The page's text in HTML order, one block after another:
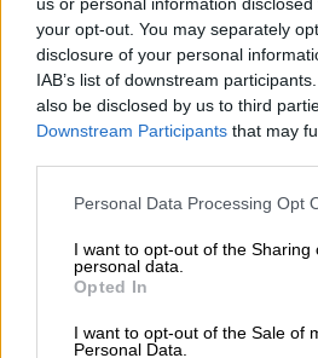
your opt-out. You may separately
disclosure of your personal
IAB’s list of downstream
also be disclosed by us to third
Downstream Participants that may
Please note that this website/app
not limited to your visit or usage
grant or deny consent to Google
use your data for below specified
consent section.
Personal Data Processing Opt
I want to opt-out of the Sharing
personal data.
Opted In
I want to opt-out of the Sale of
Personal Data.
Πόπης Σεμερτζίδου και
Χρήστου Μαγειρία»